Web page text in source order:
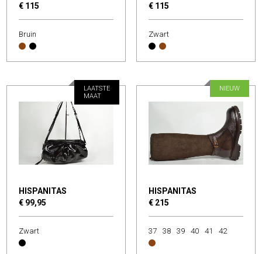
€ 115
Bruin
€ 115
Zwart
HISPANITAS
€ 99,95
LAATSTE
MAAT
Zwart
HISPANITAS
€ 215
NIEUW
37 38 39 40 41 42